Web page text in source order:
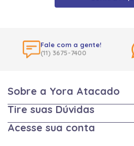
Fale com a gente!
(11) 3675-7400
Sobre a Yora Atacado
Tire suas Dúvidas
Acesse sua conta